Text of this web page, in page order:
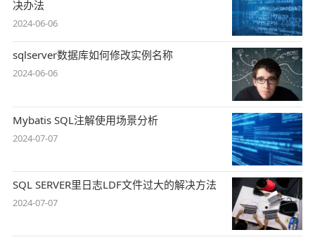
决办法
2024-06-06
sqlserver数据库如何修改实例名称
2024-06-06
Mybatis SQL注解使用场景分析
2024-07-07
SQL SERVER里日志LDF文件过大的解决方法
2024-07-07